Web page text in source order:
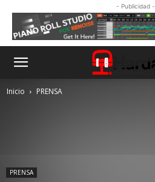
- Publicidad -
Inicio PRENSA
PRENSA